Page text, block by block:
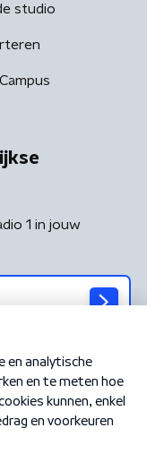
studio
1 in jouw